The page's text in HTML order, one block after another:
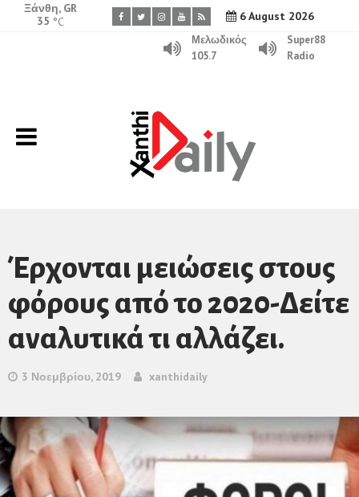
6 August 2026
Ξάνθη, GR
35 °C
Μελωδικός
105.7
Super88
Radio
Έρχονται μειώσεις στους
φόρους από το 2020-Δείτε
αναλυτικά τι αλλάζει.
3 Νοεμβρίου, 2019 xanthidaily